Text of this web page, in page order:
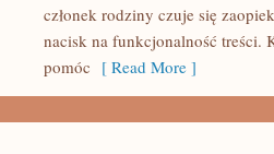
członek rodziny czuje się
nacisk na funkcjonalność treści.
pomóc [ Read More ]